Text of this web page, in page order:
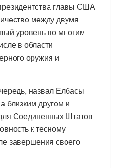
главы США
между двумя
уровень по многим
в области
оружия и
назвал Елбасы
близким другом и
Соединенных Штатов
к тесному
завершения своего